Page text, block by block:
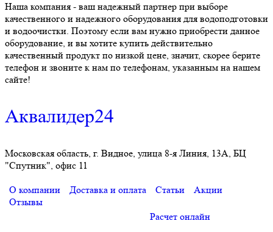
Наша компания - ваш надежный партнер при выборе
качественного и надежного оборудования для водоподготовки
и водоочистки. Поэтому если вам нужно приобрести данное
оборудование, и вы хотите купить действительно
качественный продукт по низкой цене, значит, скорее берите
телефон и звоните к нам по телефонам, указанным на нашем
сайте!
Аквалидер24
Московская область, г. Видное, улица 8-я Линия, 13А, БЦ
"Спутник", офис 11
О компании Доставка и оплата Статьи
Акции
Отзывы
Расчет онлайн